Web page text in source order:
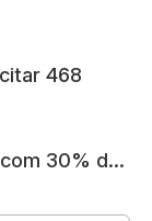
468
30% das